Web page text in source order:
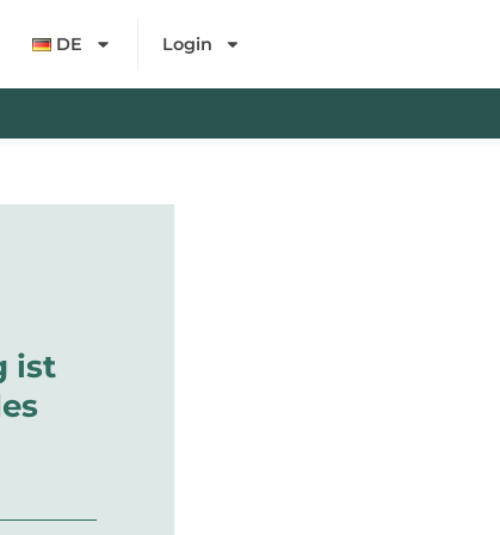
DE Login
ist